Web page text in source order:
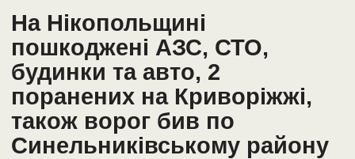
На Нікопольщині
пошкоджені АЗС, СТО,
будинки та авто, 2
поранених на Криворіжжі,
також ворог бив по
Синельниківському району